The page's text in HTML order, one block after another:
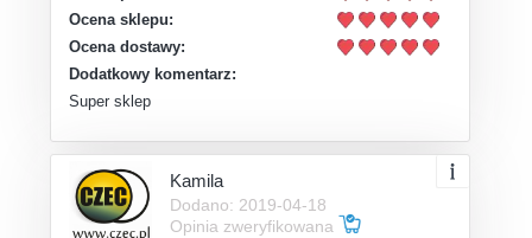
Ocena sklepu:
Ocena dostawy:
Dodatkowy komentarz:
Super sklep
Kamila
Dodano: 2019-04-18
Opinia zweryfikowana